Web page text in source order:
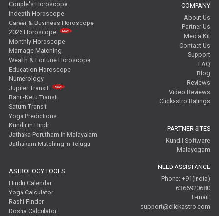
Couple's Horoscope
Indepth Horoscope
Career & Business Horoscope
2026 Horoscope
Monthly Horoscope
Marriage Matching
Wealth & Fortune Horoscope
Education Horoscope
Numerology
Jupiter Transit
Rahu-Ketu Transit
Saturn Transit
Yoga Predictions
Kundli in Hindi
Jathaka Porutham in Malayalam
Jathakam Matching in Telugu
ASTROLOGY TOOLS
Hindu Calendar
Yoga Calculator
Rashi Finder
Dosha Calculator
COMPANY
About Us
Partner Us
Media Kit
Contact Us
Support
FAQ
Blog
Reviews
Video Reviews
Clickastro Ratings
PARTNER SITES
Kundli Software
Malayogam
NEED ASSISTANCE
Phone: +91(India)
6366920680
E-mail:
support@clickastro.com